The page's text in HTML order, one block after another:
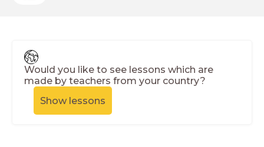
Would you like to see lessons which are
made by teachers from your country?
Show lessons